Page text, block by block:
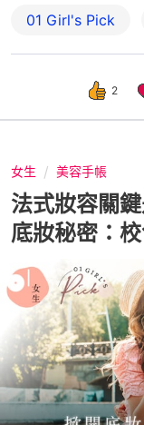
01 Girl's Pick
2
女生 美容手帳
法式妝容關
底妝秘密：